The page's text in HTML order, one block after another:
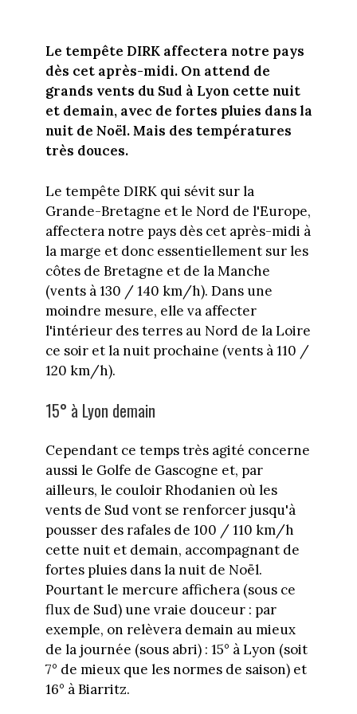
Le tempête DIRK affectera notre pays
dès cet après-midi. On attend de
grands vents du Sud à Lyon cette nuit
et demain, avec de fortes pluies dans la
nuit de Noël. Mais des températures
très douces.
Le tempête DIRK qui sévit sur la
Grande-Bretagne et le Nord de l'Europe,
affectera notre pays dès cet après-midi à
la marge et donc essentiellement sur les
côtes de Bretagne et de la Manche
(vents à 130 / 140 km/h). Dans une
moindre mesure, elle va affecter
l'intérieur des terres au Nord de la Loire
ce soir et la nuit prochaine (vents à 110 /
120 km/h).
15° à Lyon demain
Cependant ce temps très agité concerne
aussi le Golfe de Gascogne et, par
ailleurs, le couloir Rhodanien où les
vents de Sud vont se renforcer jusqu'à
pousser des rafales de 100 / 110 km/h
cette nuit et demain, accompagnant de
fortes pluies dans la nuit de Noël.
Pourtant le mercure affichera (sous ce
flux de Sud) une vraie douceur : par
exemple, on relèvera demain au mieux
de la journée (sous abri) : 15° à Lyon (soit
7° de mieux que les normes de saison) et
16° à Biarritz.